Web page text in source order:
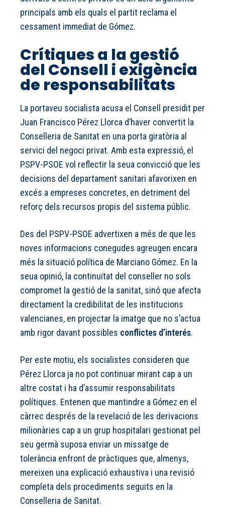
principals amb els quals el partit reclama el
cessament immediat de Gómez.
Crítiques a la gestió
del Consell i exigència
de responsabilitats
La portaveu socialista acusa el Consell presidit per
Juan Francisco Pérez Llorca d’haver convertit la
Conselleria de Sanitat en una porta giratòria al
servici del negoci privat. Amb esta expressió, el
PSPV-PSOE vol reflectir la seua convicció que les
decisions del departament sanitari afavorixen en
excés a empreses concretes, en detriment del
reforç dels recursos propis del sistema públic.
Des del PSPV-PSOE advertixen a més de que les
noves informacions conegudes agreugen encara
més la situació política de Marciano Gómez. En la
seua opinió, la continuïtat del conseller no sols
compromet la gestió de la sanitat, sinó que afecta
directament la credibilitat de les institucions
valencianes, en projectar la imatge que no s’actua
amb rigor davant possibles conflictes d’interés.
Per este motiu, els socialistes consideren que
Pérez Llorca ja no pot continuar mirant cap a un
altre costat i ha d’assumir responsabilitats
polítiques. Entenen que mantindre a Gómez en el
càrrec després de la revelació de les derivacions
milionàries cap a un grup hospitalari gestionat pel
seu germà suposa enviar un missatge de
tolerància enfront de pràctiques que, almenys,
mereixen una explicació exhaustiva i una revisió
completa dels procediments seguits en la
Conselleria de Sanitat.